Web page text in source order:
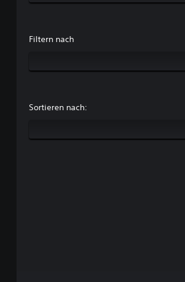
Filtern nach
Sortieren nach: